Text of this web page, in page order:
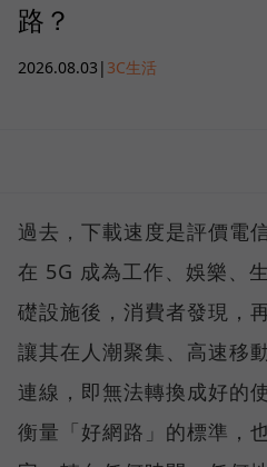
路？
2026.08.03 | 3C生活
過去，下載速度是評價電
在 5G 成為工作、娛樂、
礎設施後，消費者發現，
讓其在人潮聚集、高速移
連線，即無法轉換成好的
衡量「好網路」的標準，